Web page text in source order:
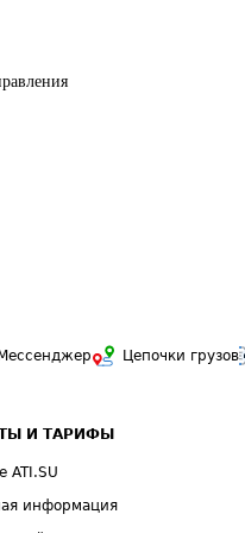
Цепочки грузов
И ТАРИФЫ
ATI.SU
информация